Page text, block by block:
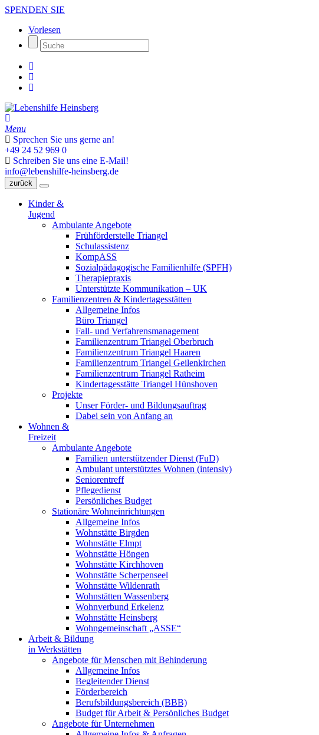
SPENDEN SIE
Vorlesen
Menu
Sprechen Sie uns gerne an!
+49 24 52 969 0
Schreiben Sie uns eine E-Mail!
info@lebenshilfe-heinsberg.de
zurück
Kinder &
Jugend
Ambulante Angebote
Frühförderstelle Triangel
Schulassistenz
KompASS
Sozialpädagogische Familienhilfe (SPFH)
Therapiepraxis
Unterstützte Kommunikation – UK
Familienzentren & Kindertagesstätten
Allgemeine Infos
Büro Triangel
Fall- und Verfahrensmanagement
Familienzentrum Triangel Oberbruch
Familienzentrum Triangel Haaren
Familienzentrum Triangel Geilenkirchen
Familienzentrum Triangel Ratheim
Kindertagesstätte Triangel Hünshoven
Projekte
Unser Förder- und Bildungsauftrag
Dabei sein von Anfang an
Wohnen &
Freizeit
Ambulante Angebote
Familien unterstützender Dienst (FuD)
Ambulant unterstütztes Wohnen (intensiv)
Seniorentreff
Pflegedienst
Persönliches Budget
Stationäre Wohneinrichtungen
Allgemeine Infos
Wohnstätte Birgden
Wohnstätte Elmpt
Wohnstätte Höngen
Wohnstätte Kirchhoven
Wohnstätte Scherpenseel
Wohnstätte Wildenrath
Wohnstätten Wassenberg
Wohnverbund Erkelenz
Wohnstätte Heinsberg
Wohngemeinschaft „ASSE“
Arbeit & Bildung
in Werkstätten
Angebote für Menschen mit Behinderung
Allgemeine Infos
Begleitender Dienst
Förderbereich
Berufsbildungsbereich (BBB)
Budget für Arbeit & Persönliches Budget
Angebote für Unternehmen